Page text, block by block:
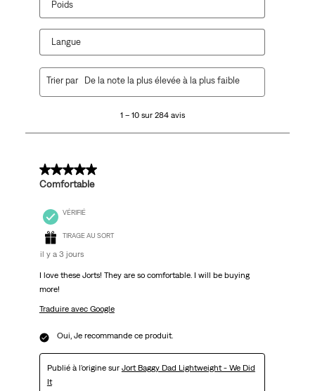
Poids
Langue
284
1 – 10 sur 284 avis
Trier par De la note la plus élevée à la plus faible
5 sur 5 étoiles.
Comfortable
VÉRIFIÉ
TIRAGE AU SORT
il y a 3 jours
I love these Jorts! They are so comfortable. I will be buying
more!
Traduire avec Google
Oui, Je recommande ce produit.
Publié à l'origine sur Jort Baggy Dad Lightweight - We Did
It